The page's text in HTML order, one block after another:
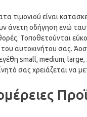
τιμονιού είναι
άνετη οδήγηση ενώ
Τοποθετούνται
αυτοκινήτου σας.
small, medium, large,
σας χρειάζεται να